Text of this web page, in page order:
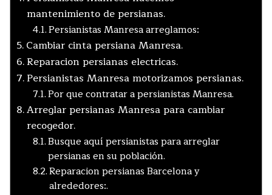
mantenimiento de persianas.
Persianistas Manresa arreglamos:
Cambiar cinta persiana Manresa.
Reparacion persianas electricas.
Persianistas Manresa motorizamos persianas.
Por que contratar a persianistas Manresa.
Arreglar persianas Manresa para cambiar
recogedor.
Busque aquí persianistas para arreglar
persianas en su población.
Reparacion persianas Barcelona y
alrededores:.